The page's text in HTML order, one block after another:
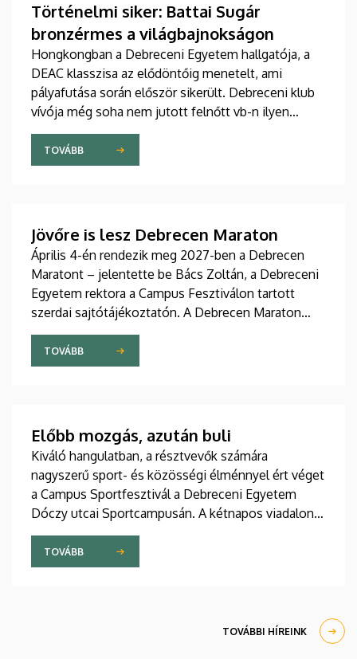
Történelmi siker: Battai Sugár
bronzérmes a világbajnokságon
Hongkongban a Debreceni Egyetem hallgatója, a
DEAC klasszisa az elődöntőig menetelt, ami
pályafutása során először sikerült. Debreceni klub
vívója még soha nem jutott felnőtt vb-n ilyen
messzire egyéniben.
TOVÁBB
Jövőre is lesz Debrecen Maraton
Április 4-én rendezik meg 2027-ben a Debrecen
Maratont – jelentette be Bács Zoltán, a Debreceni
Egyetem rektora a Campus Fesztiválon tartott
szerdai sajtótájékoztatón. A Debrecen Maraton
olyan közösségi ünnep, amelyen sportolók és
lelkes amatőrök együtt tapasztalhatják meg a futás
erejét és örömét.
TOVÁBB
Előbb mozgás, azután buli
Kiváló hangulatban, a résztvevők számára
nagyszerű sport- és közösségi élménnyel ért véget
a Campus Sportfesztivál a Debreceni Egyetem
Dóczy utcai Sportcampusán. A kétnapos viadalon
három sportágban versengtek hazai és határon túli
felsőoktatási intézmények hallgatói. Férfi 3x3
kosárlabdában, kispályás labdarúgásban és
TOVÁBB
TOVÁBBI HÍREINK